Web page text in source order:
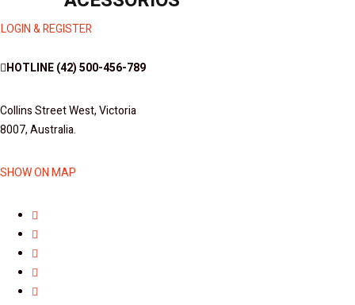
LOGIN & REGISTER
HOTLINE(42) 500-456-789
Collins Street West, Victoria
8007, Australia.
SHOW ON MAP